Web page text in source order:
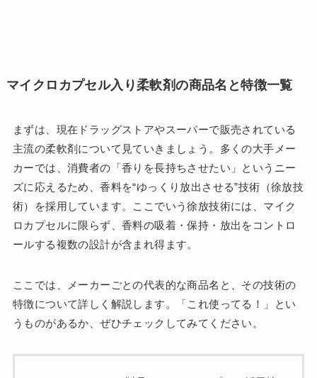
マイクロカプセル入り柔軟剤の商品名と特徴一覧
まずは、現在ドラッグストアやスーパーで販売されている
主流の柔軟剤について見ていきましょう。多くの大手メー
カーでは、消費者の「香りを長持ちさせたい」というニー
ズに応えるため、香料を“ゆっくり放出させる”技術（徐放技
術）を採用しています。ここでいう徐放技術には、マイク
ロカプセルに限らず、香料の吸着・保持・放出をコントロ
ールする複数の設計が含まれ得ます。
ここでは、メーカーごとの代表的な商品名と、その技術の
特徴について詳しく解説します。「これ使ってる！」とい
うものがあるか、ぜひチェックしてみてください。